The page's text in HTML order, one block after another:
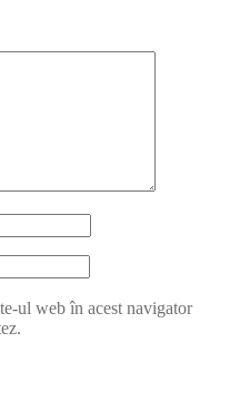
ul web în acest navigator